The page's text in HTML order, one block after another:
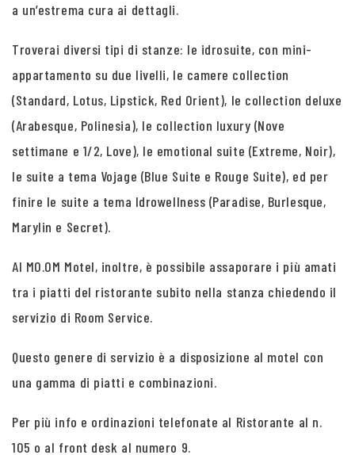
a un’estrema cura ai dettagli.
Troverai diversi tipi di stanze: le idrosuite, con mini-
appartamento su due livelli, le camere collection
(Standard, Lotus, Lipstick, Red Orient), le collection deluxe
(Arabesque, Polinesia), le collection luxury (Nove
settimane e 1/2, Love), le emotional suite (Extreme, Noir),
le suite a tema Vojage (Blue Suite e Rouge Suite), ed per
finire le suite a tema Idrowellness (Paradise, Burlesque,
Marylin e Secret).
Al MO.OM Motel, inoltre, è possibile assaporare i più amati
tra i piatti del ristorante subito nella stanza chiedendo il
servizio di Room Service.
Questo genere di servizio è a disposizione al motel con
una gamma di piatti e combinazioni.
Per più info e ordinazioni telefonate al Ristorante al n.
105 o al front desk al numero 9.